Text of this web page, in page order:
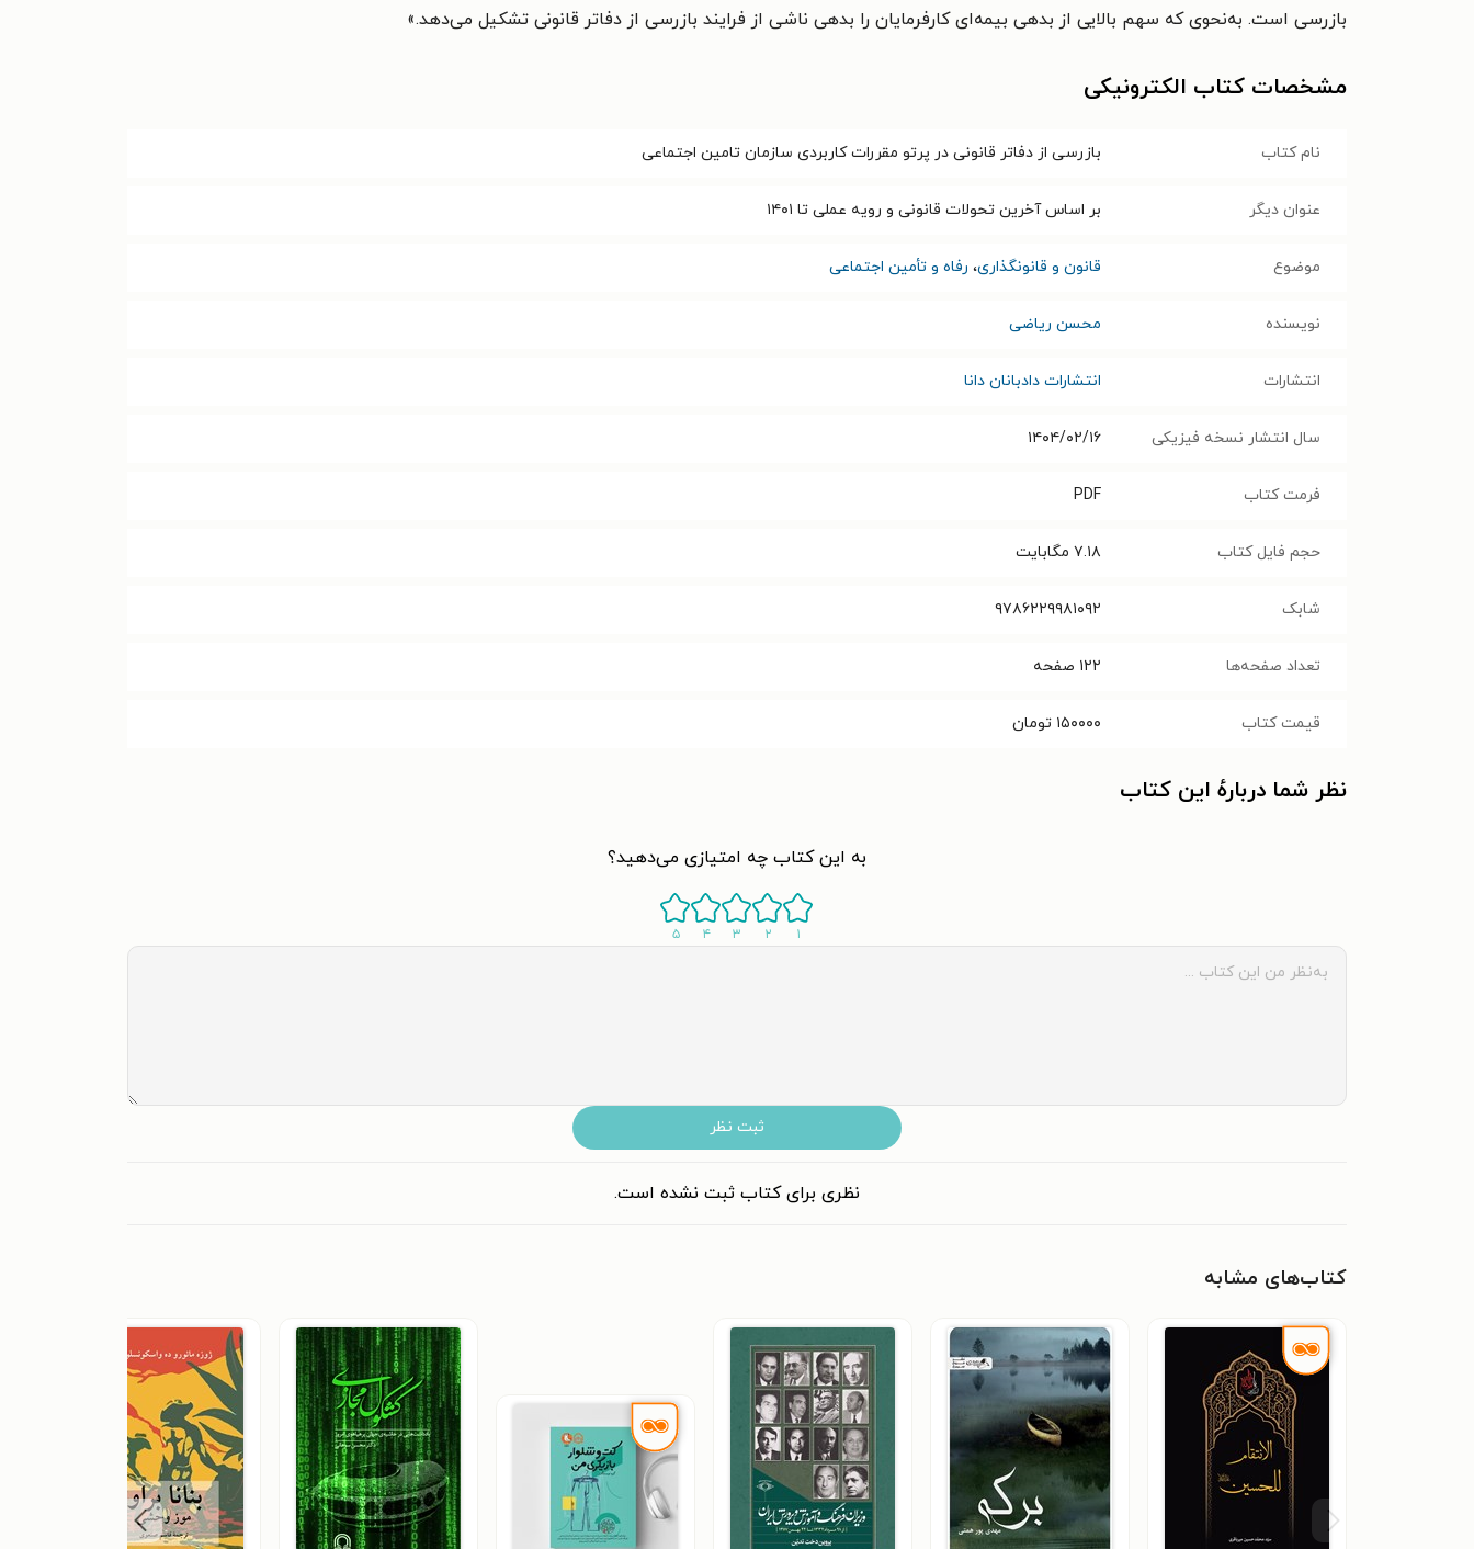
بازرسی است. به‌نحوی که سهم بالایی از بدهی بیمه‌ای کارفرمایان را بدهی ناشی از فرایند بازرسی از دفاتر قانونی تشکیل می‌دهد.»
مشخصات کتاب الکترونیکی
نام کتاب بازرسی از دفاتر قانونی در پرتو مقررات کاربردی سازمان تامین اجتماعی
عنوان دیگر بر اساس آخرین تحولات قانونی و رویه عملی تا ۱۴۰۱
موضوع قانون و قانونگذاری، رفاه و تأمین اجتماعی
نویسنده محسن ریاضی
انتشارات انتشارات دادبانان دانا
سال انتشار نسخه فیزیکی ۱۴۰۴/۰۲/۱۶
فرمت کتاب PDF
حجم فایل کتاب ۷.۱۸ مگابایت
شابک ۹۷۸۶۲۲۹۹۸۱۰۹۲
تعداد صفحه‌ها ۱۲۲ صفحه
قیمت کتاب ۱۵۰۰۰۰ تومان
نظر شما دربارهٔ این کتاب
به این کتاب چه امتیازی می‌دهید؟
۱ ۲ ۳ ۴ ۵
ثبت نظر
نظری برای کتاب ثبت نشده است.
کتاب‌های مشابه